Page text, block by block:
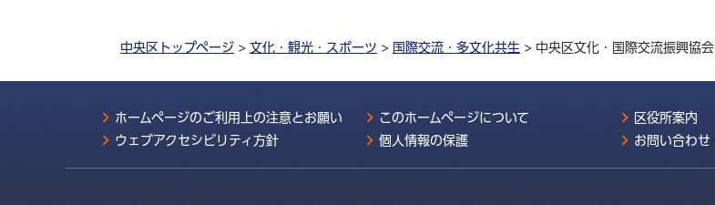
中央区トップページ > 文化・観光・スポーツ > 国際交流・多文化共生 > 中央区文化・国際交流振興協会
ホームページのご利用上の注意とお願い このホームページについて 区役所案内
ウェブアクセシビリティ方針
個人情報の保護 お問い合わせ